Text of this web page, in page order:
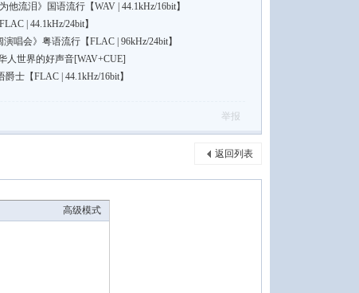
流泪》国语流行【WAV | 44.1kHz/16bit】
| 44.1kHz/24bit】
唱会》粤语流行【FLAC | 96kHz/24bit】
人世界的好声音[WAV+CUE]
士【FLAC | 44.1kHz/16bit】
举报
返回列表
高级模式